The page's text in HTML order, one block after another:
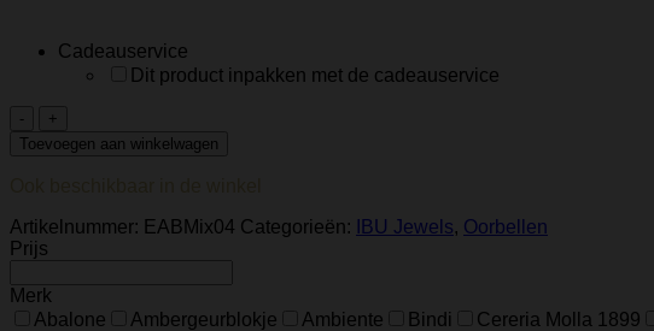
Cadeauservice
Dit product inpakken met de cadeauservice
Ibu
Jewels
–
Mixed
aantal
Toevoegen aan winkelwagen
Artikelnummer: EABMix04 Categorieën: IBU Jewels, Oorbellen
Prijs
Merk
Abalone
Ambergeurblokje Ambiente Bindi Cereria Molla 1899